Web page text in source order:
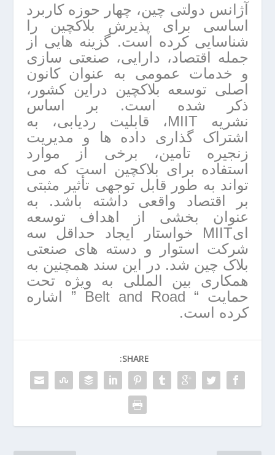
آژانس دولتی چین، چهار حوزه کاربرد
اساسی برای پذیرش بلاکچین را
شناسایی کرده است. گزینه هایی از
جمله اقتصاد، دارایی، صنعتی سازی
و خدمات عمومی به عنوان کانون
اصلی توسعه بلاکچین دراین کشور،
ذکر شده است. بر اساس
نشریه MIIT، قابلیت ردیابی، به
اشتراک گذاری داده ها و مدیریت
زنجیره تامین، برخی از موارد
استفاده برای بلاکچین است که می
تواند به طور قابل توجهی تأثیر مثبتی
بر اقتصاد واقعی داشته باشد. به
عنوان بخشی از اهداف توسعه
ایMIIT خواستار ایجاد حداقل سه
شرکت استوار و دسته های صنعتی
بلاک چین شد. در این سند همچنین به
همکاری بین المللی به ویژه تحت
حمایت “ Belt and Road ” اشاره
کرده است.
SHARE: